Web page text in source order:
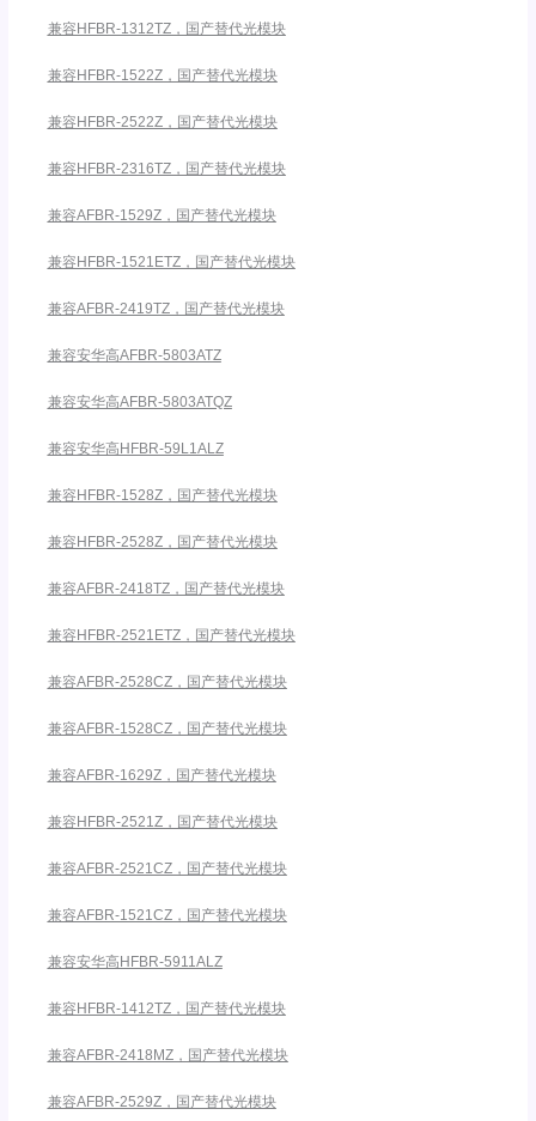
兼容HFBR-1312TZ，国产替代光模块
兼容HFBR-1522Z，国产替代光模块
兼容HFBR-2522Z，国产替代光模块
兼容HFBR-2316TZ，国产替代光模块
兼容AFBR-1529Z，国产替代光模块
兼容HFBR-1521ETZ，国产替代光模块
兼容AFBR-2419TZ，国产替代光模块
兼容安华高AFBR-5803ATZ
兼容安华高AFBR-5803ATQZ
兼容安华高HFBR-59L1ALZ
兼容HFBR-1528Z，国产替代光模块
兼容HFBR-2528Z，国产替代光模块
兼容AFBR-2418TZ，国产替代光模块
兼容HFBR-2521ETZ，国产替代光模块
兼容AFBR-2528CZ，国产替代光模块
兼容AFBR-1528CZ，国产替代光模块
兼容AFBR-1629Z，国产替代光模块
兼容HFBR-2521Z，国产替代光模块
兼容AFBR-2521CZ，国产替代光模块
兼容AFBR-1521CZ，国产替代光模块
兼容安华高HFBR-5911ALZ
兼容HFBR-1412TZ，国产替代光模块
兼容AFBR-2418MZ，国产替代光模块
兼容AFBR-2529Z，国产替代光模块